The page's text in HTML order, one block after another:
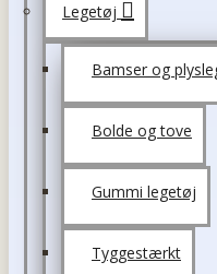
Legetøj
Bamser og
Bolde og tove
Gummi legetøj
Tyggestærkt